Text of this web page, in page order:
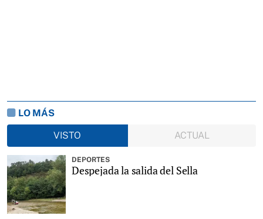
LO MÁS
VISTO
ACTUAL
DEPORTES
Despejada la salida del Sella